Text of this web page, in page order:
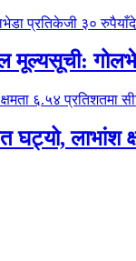
मूल्यसूची:
लाभांश